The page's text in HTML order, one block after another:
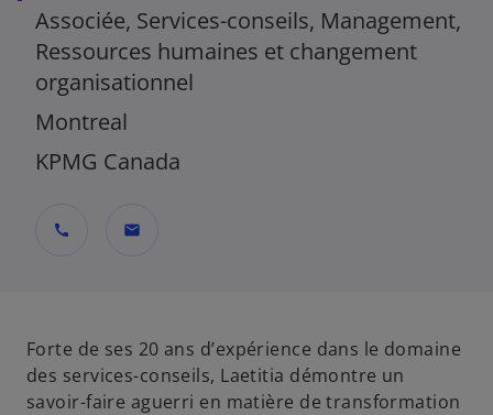
Associée, Services-conseils, Management,
Ressources humaines et changement
organisationnel
Montreal
KPMG Canada
call mail
Forte de ses 20 ans d’expérience dans le domaine
des services-conseils, Laetitia démontre un
savoir-faire aguerri en matière de transformation